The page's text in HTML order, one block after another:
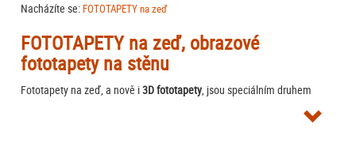
Nacházíte se: FOTOTAPETY na zeď
FOTOTAPETY na zeď, obrazové
fototapety na stěnu
Fototapety na zeď, a nově i3D fototapety, jsou speciálním druhem
tapet, jsou na nich vyobrazeny nejrůznější motivy v živých barvách.
dokážou ve vašem interiéru navodit skvělou